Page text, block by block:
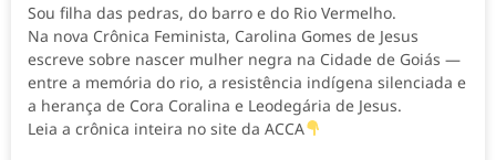
Sou filha das pedras, do barro e do Rio Vermelho.
Na nova Crônica Feminista, Carolina Gomes de Jesus
escreve sobre nascer mulher negra na Cidade de Goiás —
entre a memória do rio, a resistência indígena silenciada e
a herança de Cora Coralina e Leodegária de Jesus.
Leia a crônica inteira no site da ACCA